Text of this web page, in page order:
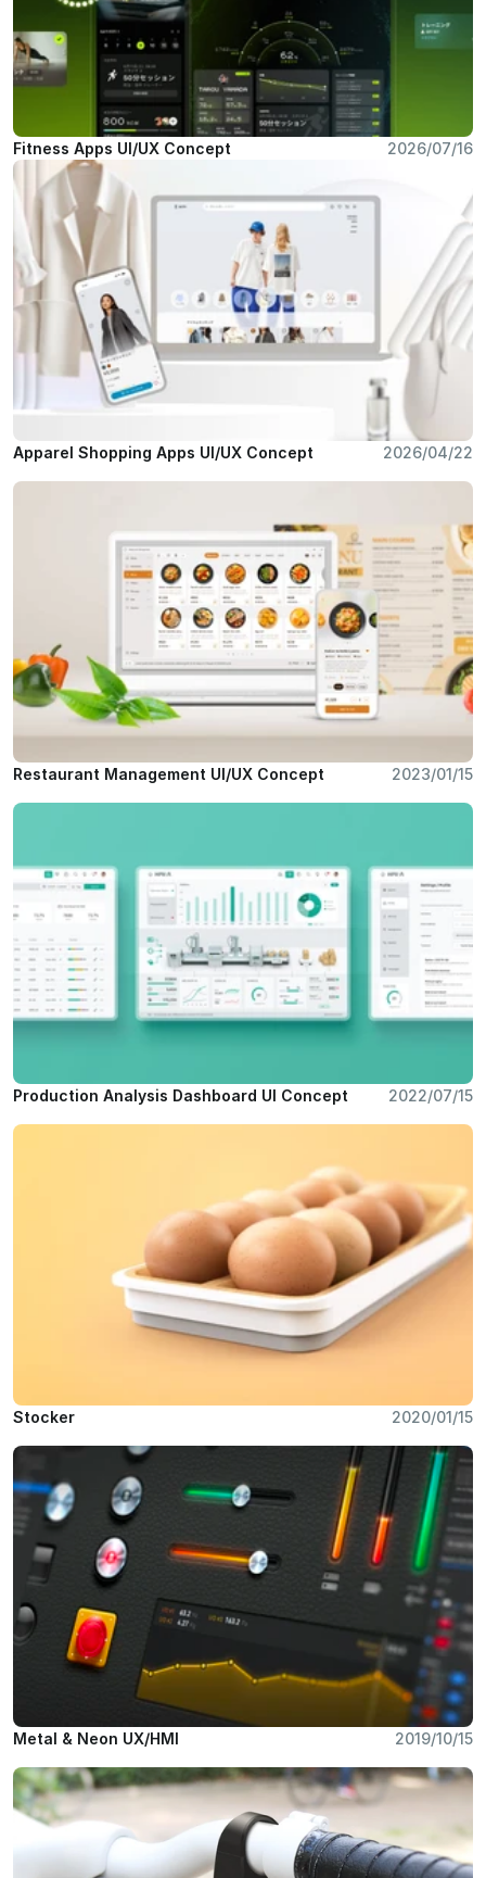
Fitness Apps UI/UX Concept 2026/07/16
Apparel Shopping Apps UI/UX Concept 2026/04/22
Restaurant Management UI/UX Concept 2023/01/15
Production Analysis Dashboard UI Concept 2022/07/15
Stocker 2020/01/15
Metal & Neon UX/HMI 2019/10/15